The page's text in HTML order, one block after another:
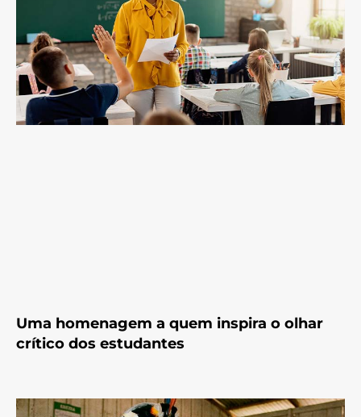
Uma homenagem a quem inspira o olhar
crítico dos estudantes